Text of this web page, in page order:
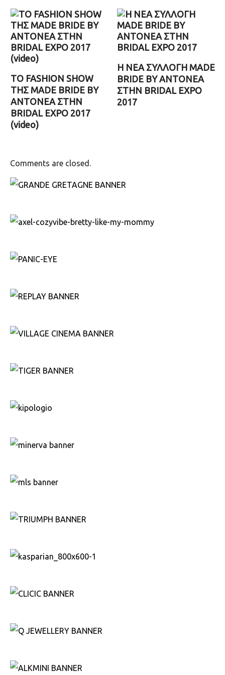
TΟ FASHION SHOW
ΤΗΣ MADE BRIDE BY
ANTONEA ΣΤΗΝ
BRIDAL EXPO 2017
(video)
Η ΝΕΑ ΣΥΛΛΟΓΗ MADE
BRIDE BY ANTONEA
ΣΤΗΝ BRIDAL EXPO
2017
Comments are closed.